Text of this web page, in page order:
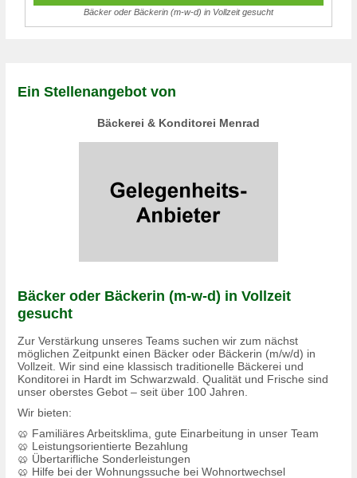
Bäcker oder Bäckerin (m-w-d) in Vollzeit gesucht
Ein Stellenangebot von
Bäckerei & Konditorei Menrad
Bäcker oder Bäckerin (m-w-d) in Vollzeit
gesucht
Zur Verstärkung unseres Teams suchen wir zum nächst
möglichen Zeitpunkt einen Bäcker oder Bäckerin (m/w/d) in
Vollzeit. Wir sind eine klassisch traditionelle Bäckerei und
Konditorei in Hardt im Schwarzwald. Qualität und Frische sind
unser oberstes Gebot – seit über 100 Jahren.
Wir bieten:
🥨 Familiäres Arbeitsklima, gute Einarbeitung in unser Team
🥨 Leistungsorientierte Bezahlung
🥨 Übertarifliche Sonderleistungen
🥨 Hilfe bei der Wohnungssuche bei Wohnortwechsel